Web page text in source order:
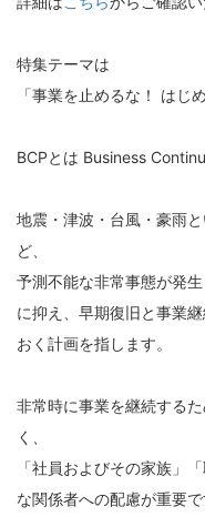
特集テーマは
「事業を止めるな！ はじ
BCPとは Business
地震・津波・台風・豪雨
ど、
予測不能な非常事態が発
に抑え、早期復旧と事業
おく計画を指します。
非常時に事業を継続する
く、
「社員およびその家族」
な関係者への配慮が重要で